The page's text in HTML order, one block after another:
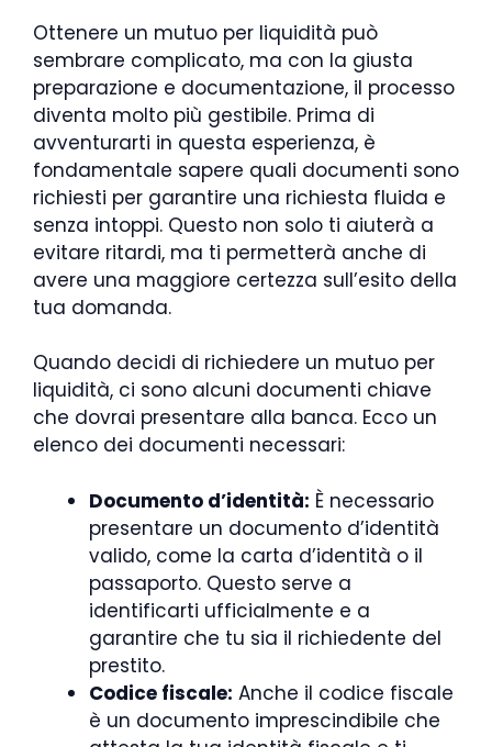
Ottenere un mutuo per liquidità può
sembrare complicato, ma con la giusta
preparazione e documentazione, il processo
diventa molto più gestibile. Prima di
avventurarti in questa esperienza, è
fondamentale sapere quali documenti sono
richiesti per garantire una richiesta fluida e
senza intoppi. Questo non solo ti aiuterà a
evitare ritardi, ma ti permetterà anche di
avere una maggiore certezza sull’esito della
tua domanda.
Quando decidi di richiedere un mutuo per
liquidità, ci sono alcuni documenti chiave
che dovrai presentare alla banca. Ecco un
elenco dei documenti necessari:
Documento d’identità: È necessario
presentare un documento d’identità
valido, come la carta d’identità o il
passaporto. Questo serve a
identificarti ufficialmente e a
garantire che tu sia il richiedente del
prestito.
Codice fiscale: Anche il codice fiscale
è un documento imprescindibile che